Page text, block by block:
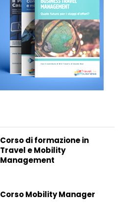
Corso di formazione in
Travel e Mobility
Management
Corso Mobility Manager